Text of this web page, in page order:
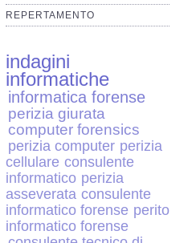
REPERTAMENTO
indagini
informatiche
informatica forense
perizia giurata
computer forensics
perizia computer perizia
cellulare consulente
informatico perizia
asseverata consulente
informatico forense perito
informatico forense